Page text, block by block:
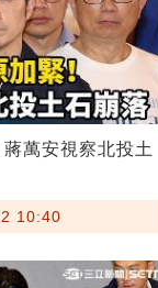
萬安視察北投土
10:40